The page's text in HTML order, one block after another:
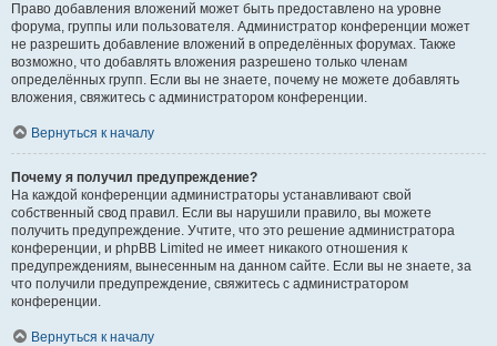
Право добавления вложений может быть предоставлено на уровне
форума, группы или пользователя. Администратор конференции может
не разрешить добавление вложений в определённых форумах. Также
возможно, что добавлять вложения разрешено только членам
определённых групп. Если вы не знаете, почему не можете добавлять
вложения, свяжитесь с администратором конференции.
Вернуться к началу
Почему я получил предупреждение?
На каждой конференции администраторы устанавливают свой
собственный свод правил. Если вы нарушили правило, вы можете
получить предупреждение. Учтите, что это решение администратора
конференции, и phpBB Limited не имеет никакого отношения к
предупреждениям, вынесенным на данном сайте. Если вы не знаете, за
что получили предупреждение, свяжитесь с администратором
конференции.
Вернуться к началу